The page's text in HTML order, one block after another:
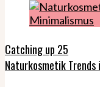
Catching up 25
Naturkosmetik Trends